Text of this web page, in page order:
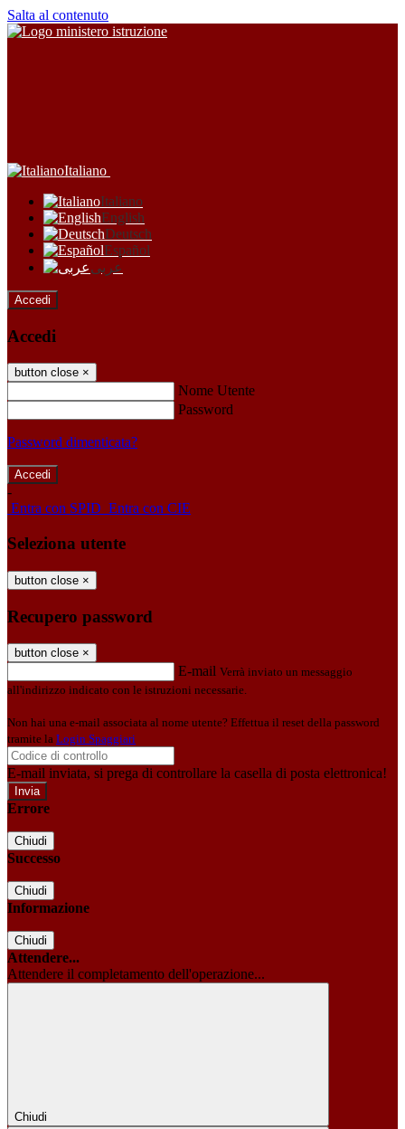
Salta al contenuto
Italiano
Italiano
English
Deutsch
Español
عربى
Accedi
Accedi
button close ×
Nome Utente
Password
Password dimenticata?
-
Entra con SPID Entra con CIE
Seleziona utente
button close ×
Recupero password
button close ×
E-mail Verrà inviato un messaggio
all'indirizzo indicato con le istruzioni necessarie.
Non hai una e-mail associata al nome utente? Effettua il reset della password
tramite la Login Spaggiari
E-mail inviata, si prega di controllare la casella di posta elettronica!
Errore
Chiudi
Successo
Chiudi
Informazione
Chiudi
Attendere...
Attendere il completamento dell'operazione...
Chiudi